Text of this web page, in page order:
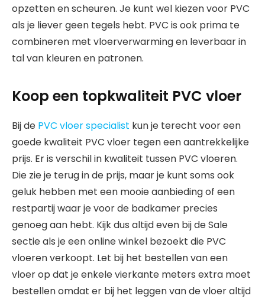
opzetten en scheuren. Je kunt wel kiezen voor PVC
als je liever geen tegels hebt. PVC is ook prima te
combineren met vloerverwarming en leverbaar in
tal van kleuren en patronen.
Koop een topkwaliteit PVC vloer
Bij de PVC vloer specialist kun je terecht voor een
goede kwaliteit PVC vloer tegen een aantrekkelijke
prijs. Er is verschil in kwaliteit tussen PVC vloeren.
Die zie je terug in de prijs, maar je kunt soms ook
geluk hebben met een mooie aanbieding of een
restpartij waar je voor de badkamer precies
genoeg aan hebt. Kijk dus altijd even bij de Sale
sectie als je een online winkel bezoekt die PVC
vloeren verkoopt. Let bij het bestellen van een
vloer op dat je enkele vierkante meters extra moet
bestellen omdat er bij het leggen van de vloer altijd